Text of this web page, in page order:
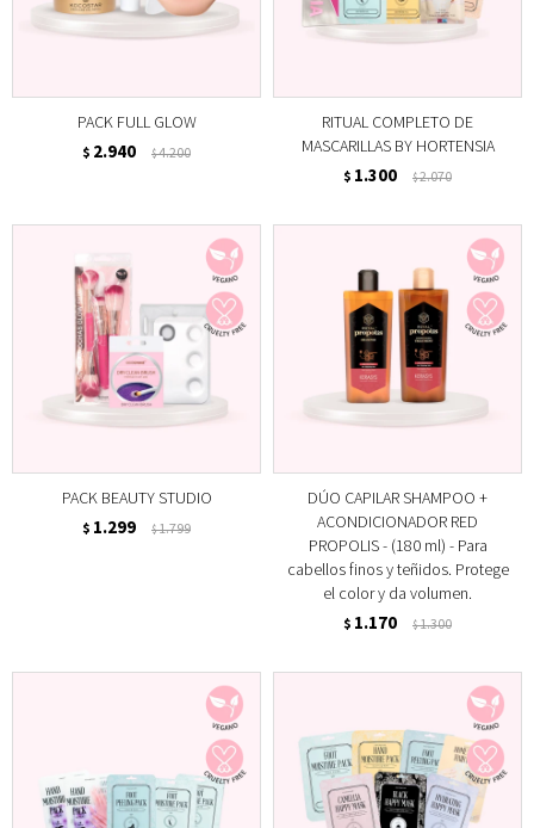
PACK FULL GLOW
$ 2.940 $4.200
RITUAL COMPLETO DE
MASCARILLAS BY HORTENSIA
$ 1.300 $2.070
PACK BEAUTY STUDIO
$ 1.299 $1.799
DÚO CAPILAR SHAMPOO +
ACONDICIONADOR RED
PROPOLIS - (180 ml) - Para
cabellos finos y teñidos. Protege
el color y da volumen.
$ 1.170 $1.300